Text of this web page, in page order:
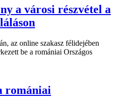
a városi részvétel a
az online szakasz félidejében
be a romániai Országos
romániai